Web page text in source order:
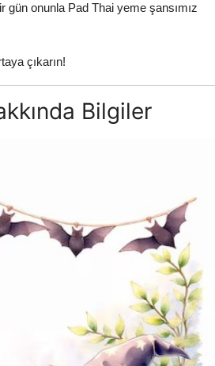
onunla Pad Thai yeme şansımız
çıkarın!
Bilgiler